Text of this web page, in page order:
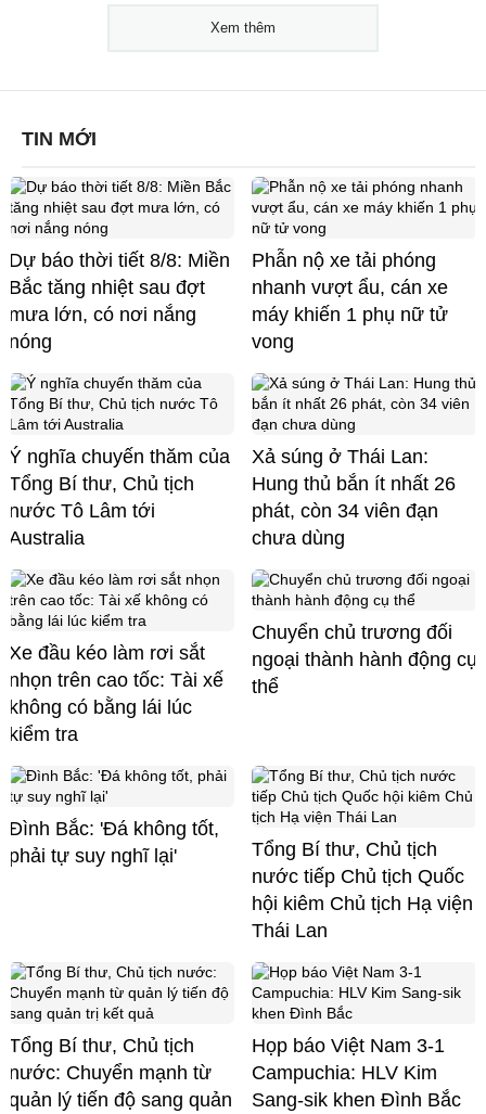
Xem thêm
TIN MỚI
Dự báo thời tiết 8/8: Miền
Bắc tăng nhiệt sau đợt
mưa lớn, có nơi nắng
nóng
Phẫn nộ xe tải phóng
nhanh vượt ẩu, cán xe
máy khiến 1 phụ nữ tử
vong
Ý nghĩa chuyến thăm của
Tổng Bí thư, Chủ tịch
nước Tô Lâm tới
Australia
Xả súng ở Thái Lan:
Hung thủ bắn ít nhất 26
phát, còn 34 viên đạn
chưa dùng
Xe đầu kéo làm rơi sắt
nhọn trên cao tốc: Tài xế
không có bằng lái lúc
kiểm tra
Chuyển chủ trương đối
ngoại thành hành động cụ
thể
Đình Bắc: 'Đá không tốt,
phải tự suy nghĩ lại'
Tổng Bí thư, Chủ tịch
nước tiếp Chủ tịch Quốc
hội kiêm Chủ tịch Hạ viện
Thái Lan
Tổng Bí thư, Chủ tịch
nước: Chuyển mạnh từ
quản lý tiến độ sang quản
Họp báo Việt Nam 3-1
Campuchia: HLV Kim
Sang-sik khen Đình Bắc